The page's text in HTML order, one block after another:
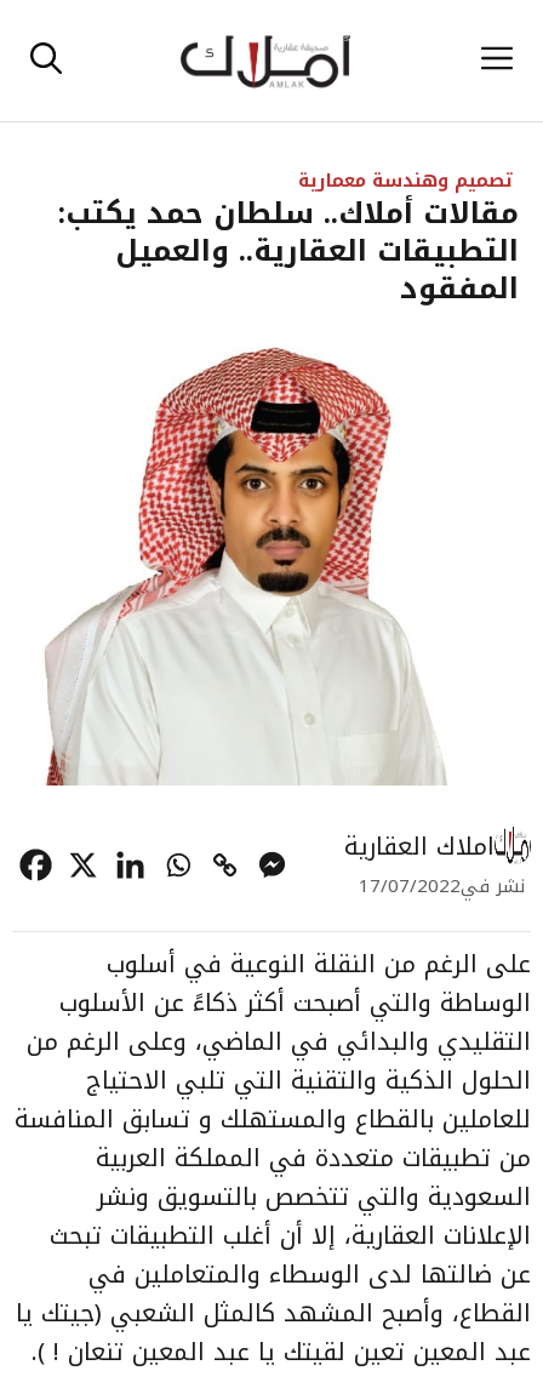
إلى القائمة
تصميم وهندسة معمارية
مقالات أملاك.. سلطان حمد يكتب:
التطبيقات العقارية.. والعميل
المفقود
املاك العقارية
نشر في17/07/2022
على الرغم من النقلة النوعية في أسلوب
الوساطة والتي أصبحت أكثر ذكاءً عن الأسلوب
التقليدي والبدائي في الماضي، وعلى الرغم من
الحلول الذكية والتقنية التي تلبي الاحتياج
للعاملين بالقطاع والمستهلك و تسابق المنافسة
من تطبيقات متعددة في المملكة العربية
السعودية والتي تتخصص بالتسويق ونشر
الإعلانات العقارية، إلا أن أغلب التطبيقات تبحث
عن ضالتها لدى الوسطاء والمتعاملين في
القطاع، وأصبح المشهد كالمثل الشعبي (جيتك يا
عبد المعين تعين لقيتك يا عبد المعين تنعان ! ).